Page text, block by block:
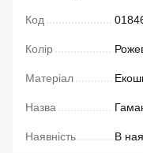
Код
Колір
Матеріал
Назва
Наявність В